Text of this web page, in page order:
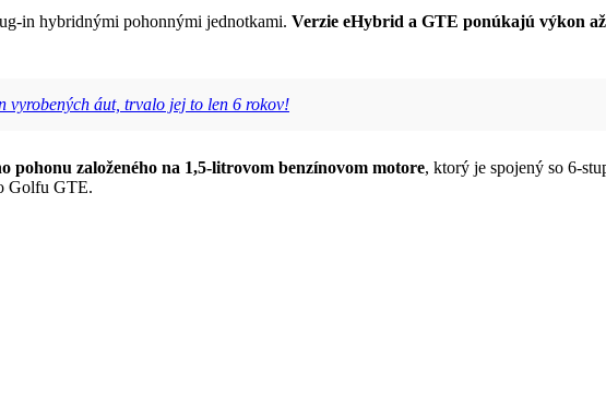
in hybridnými pohonnými jednotkami. Verzie eHybrid a GTE ponúkajú výkon
vyrobených áut, trvalo jej to len 6 rokov!
založeného na 1,5-litrovom benzínovom motore, ktorý je spojený so 6-
Golfu GTE.